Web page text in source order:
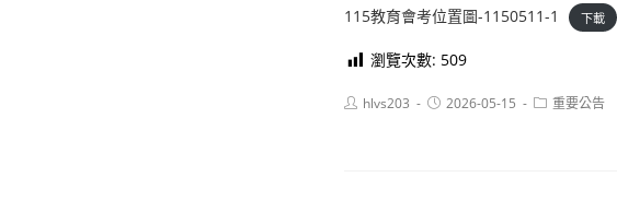
115教育會考位置圖-1150511-1 下載
瀏覽次數: 509
Posthlvs203
Post2026-05-15
Post重要公告